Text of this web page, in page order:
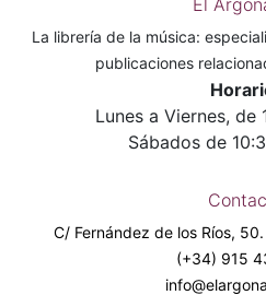
La librería de la música:
publicaciones
Lunes a Viernes, de
Sábados de
C/ Fernández de los Ríos,
(+34) 915